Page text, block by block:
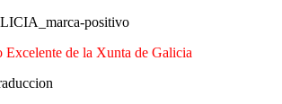
de la Xunta de Galicia